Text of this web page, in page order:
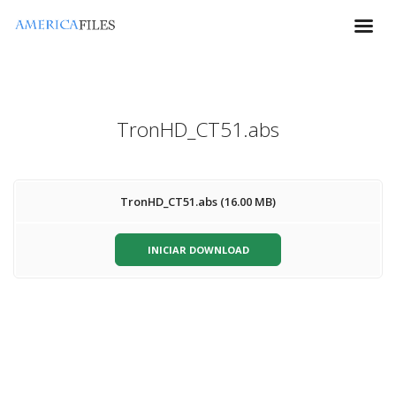
TronHD_CT51.abs
TronHD_CT51.abs (16.00 MB)
INICIAR DOWNLOAD